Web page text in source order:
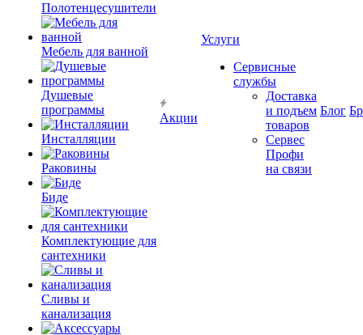
Полотенцесушители
Мебель для ванной
Душевые
программы
Инсталляции
Раковины
Биде
Комплектующие для
сантехники
Сливы и
канализация
Акции
Услуги
Сервисные
службы
Доставка
и подъем
товаров
Сервес
Профи
на связи
Блог